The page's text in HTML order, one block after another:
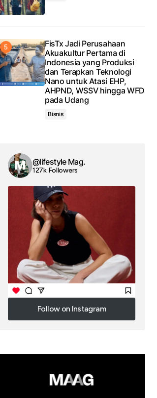
FisTx Jadi Perusahaan
Akuakultur Pertama di
Indonesia yang Produksi
dan Terapkan Teknologi
Nano untuk Atasi EHP,
AHPND, WSSV hingga WFD
pada Udang
Bisnis
@lifestyle Mag.
127k Followers
Follow on Instagram
Follow on Instagram